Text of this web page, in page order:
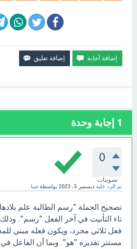
1 إجابة وحدة
0
تصويتات
تم الرد عليه ديسمبر 5، 2023 بواسطة صبا
تصحيح الجملة "رسم الطالبة علم
تاء التأنيث في آخر الفعل "رسم".
فعل ثلاثي مجرد، ويكون فعله مبني
مستتر تقديره "هو". وبما أن الفاعل